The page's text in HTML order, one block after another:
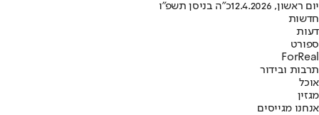
יום ראשון, 12.4.2026
כ"ה בניסן תשפ"ו
חדשות
דעות
ספורט
ForReal
תרבות ובידור
אוכל
מגזין
אנחנו מגייסים